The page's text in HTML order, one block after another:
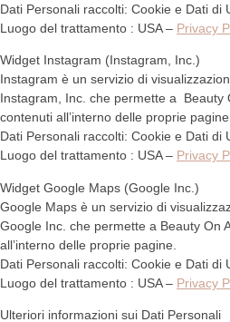
Dati Personali raccolti: Cookie e Dati di
Luogo del trattamento : USA – Privacy
Widget Instagram (Instagram, Inc.)
Instagram è un servizio di
Instagram, Inc. che permette a Beauty
contenuti all’interno delle proprie pagine.
Dati Personali raccolti: Cookie e Dati di
Luogo del trattamento : USA – Privacy
Widget Google Maps (Google Inc.)
Google Maps è un servizio di
Google Inc. che permette a Beauty On
all’interno delle proprie pagine.
Dati Personali raccolti: Cookie e Dati di
Luogo del trattamento : USA – Privacy
Ulteriori informazioni sui Dati Personali